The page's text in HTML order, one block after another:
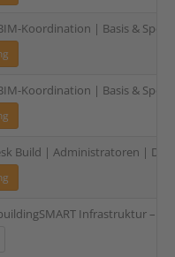
Koordination | Basis &
Koordination | Basis &
Build | Administratoren | DE |
Infrastruktur –